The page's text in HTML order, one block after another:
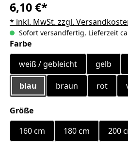
6,10 €*
* inkl. MwSt. zzgl.
Sofort versandfertig, Lieferzeit
Farbeauswählen
weiß / gebleicht
gelb
blau braun rot
Größeauswählen
160 cm
180 cm 200